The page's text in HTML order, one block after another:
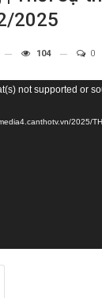
2025
104 0
not supported or
2025/